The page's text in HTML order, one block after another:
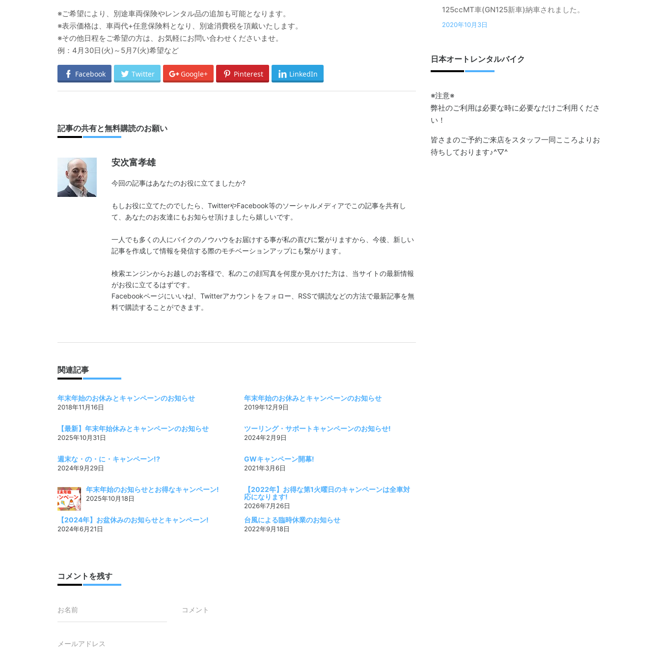
※ご希望により、別途車両保険やレンタル品の追加も可能となります。
※表示価格は、車両代+任意保険料となり、別途消費税を頂戴いたします。
※その他日程をご希望の方は、お気軽にお問い合わせくださいませ。
例：4月30日(火)～5月7(火)希望など
Facebook Twitter Google+ Pinterest LinkedIn
記事の共有と無料購読のお願い
安次富孝雄
今回の記事はあなたのお役に立てましたか?
もしお役に立てたのでしたら、TwitterやFacebook等のソーシャルメディアでこの記事を共有し
て、あなたのお友達にもお知らせ頂けましたら嬉しいです。
一人でも多くの人にバイクのノウハウをお届けする事が私の喜びに繋がりますから、今後、新しい
記事を作成して情報を発信する際のモチベーションアップにも繋がります。
検索エンジンからお越しのお客様で、私のこの顔写真を何度か見かけた方は、当サイトの最新情報
がお役に立てるはずです。
Facebookページにいいね!、Twitterアカウントをフォロー、RSSで購読などの方法で最新記事を無
料で購読することができます。
関連記事
年末年始のお休みとキャンペーンのお知らせ
2018年11月16日
年末年始のお休みとキャンペーンのお知らせ
2019年12月9日
【最新】年末年始休みとキャンペーンのお知らせ
2025年10月31日
ツーリング・サポートキャンペーンのお知らせ!
2024年2月9日
週末な・の・に・キャンペーン!?
2024年9月29日
GWキャンペーン開幕!
2021年3月6日
年末年始のお知らせとお得なキャンペーン!
2025年10月18日
【2022年】お得な第1火曜日のキャンペーンは全車対
応になります!
2026年7月26日
【2024年】お盆休みのお知らせとキャンペーン!
2024年6月21日
台風による臨時休業のお知らせ
2022年9月18日
コメントを残す
125ccMT車(GN125新車)納車されました。
2020年10月3日
日本オートレンタルバイク
※注意※
弊社のご利用は必要な時に必要なだけご利用くださ
い！
皆さまのご予約ご来店をスタッフ一同こころよりお
待ちしております♪^▽^